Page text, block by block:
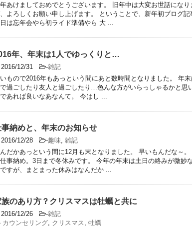
あけましておめでとうございます。 旧年中は大変お世話になり
よろしくお願い申し上げます。 ということで、新年初ブログ
は忘年会やら初ライド準備やら 大 ...
年、年末は1人でゆっくりと…
2016/12/31 -雑記
もので2016年もあっという間にあと数時間となりました。 年
過ごしたり友人と過ごしたり…色んな方がいらっしゃるかと思
あれば良いなあなんて。 今はし ...
事納めと、年末のお知らせ
2016/12/28 -趣味, 雑記
だかあっという間に12月も末となりました。 早いもんだな～
事納め。3日まで冬休みです。 今年の年末は土日の絡みが微妙
すが、まとまった休みはなんだか ...
族のあり方？クリスマスは牡蠣と共に
2016/12/26 -雑記
カウンセリング, クリスマス , 牡蠣